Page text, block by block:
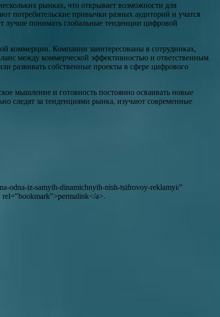
рынках, что открывает возможности для
потребительские привычки разных аудиторий и учатся
лучше понимать глобальные тенденции цифровой
коммерции. Компании заинтересованы в сотрудниках,
между коммерческой эффективностью и ответственным
развивать собственные проекты в сфере цифрового
мышление и готовность постоянно осваивать новые
следят за тенденциями рынка, изучают современные
odna-iz-samyih-dinamichnyih-nish-tsifrovoy-reklamyi/"
a>.